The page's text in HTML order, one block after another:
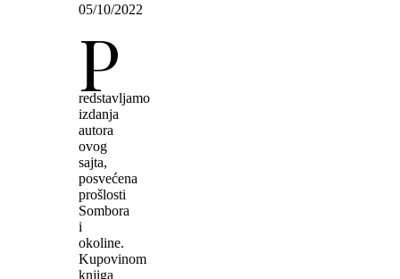
05/10/2022
P
redstavljamo
izdanja
autora
ovog
sajta,
posvećena
prošlosti
Sombora
i
okoline.
Kupovinom
knjiga